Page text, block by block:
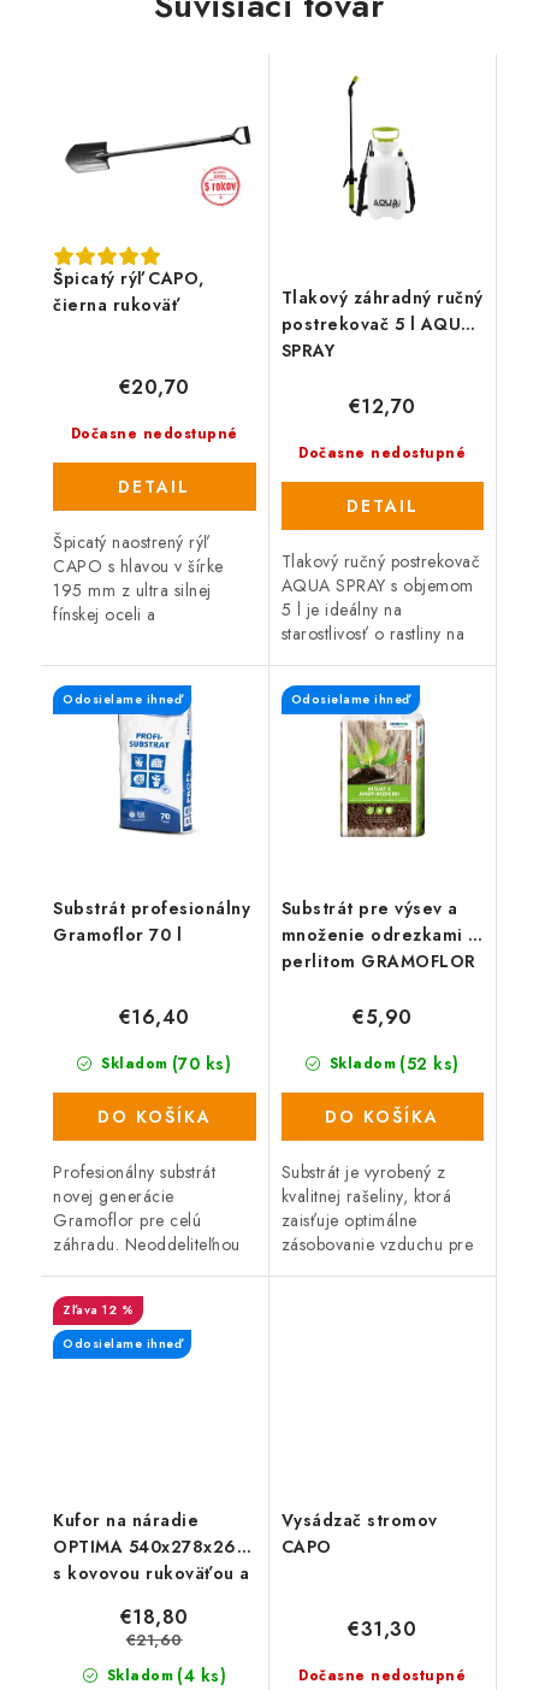
Špicatý rýľ CAPO,
čierna rukoväť
Dočasne nedostupné
€20,70
DETAIL
Špicatý naostrený rýľ
CAPO s hlavou v šírke
195 mm z ultra silnej
fínskej oceli a
čiernou rukoväťou.
Tlakový záhradný ručný
postrekovač 5 l AQUA
SPRAY
Dočasne nedostupné
€12,70
DETAIL
Tlakový ručný postrekovač
AQUA SPRAY s objemom
5 l je ideálny na
starostlivosť o rastliny na
Substrát profesionálny
Gramoflor 70 l
Odosielame ihneď
Skladom (70 ks)
€16,40
DO KOŠÍKA
Profesionálny substrát
novej generácie
Gramoflor pre celú
záhradu. Neoddeliteľnou
Gramoflor je totiž vyšší
podiel obnoviteľných
komponentov, ako sú
kompost a...
Substrát pre výsev a
množenie odrezkami s
perlitom GRAMOFLOR
Odosielame ihneď
Skladom (52 ks)
€5,90
DO KOŠÍKA
Substrát je vyrobený z
kvalitnej rašeliny, ktorá
zaisťuje optimálne
zásobovanie vzduchu pre
Kufor na náradie
OPTIMA 540x278x269,
s kovovou rukoväťou a
12 %
Odosielame ihneď
Skladom (4 ks)
€18,80
€21,60
Vysádzač stromov
CAPO
Dočasne nedostupné
€31,30